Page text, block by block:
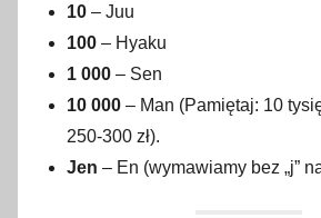
10 – Juu
100 – Hyaku
1 000 – Sen
10 000 – Man (Pamiętaj: 10
250-300 zł).
Jen – En (wymawiamy bez „j”